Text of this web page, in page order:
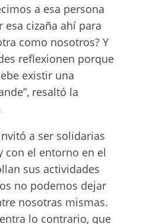
a esa persona
cizaña ahí para
como nosotros? Y
reflexionen porque
existir una
resaltó la
a ser solidarias
con el entorno en el
sus actividades
no podemos dejar
nosotras mismas.
lo contrario, que